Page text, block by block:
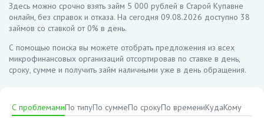
Здесь можно срочно взять займ 5 000 рублей в Старой Купавне
онлайн, без справок и отказа. На сегодня 09.08.2026 доступно 38
займов со ставкой от 0% в день.
С помощью поиска вы можете отобрать предложения из всех
микрофинансовых организаций отсортировав по ставке в день,
сроку, сумме и получить займ наличными уже в день обращения.
С проблемамиПо типуПо суммеПо срокуПо времениКудаКому